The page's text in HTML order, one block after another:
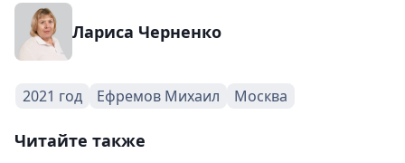
Лариса Черненко
2021 год Ефремов Михаил Москва
Читайте также